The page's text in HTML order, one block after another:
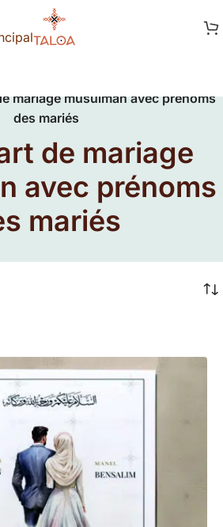
mariage musulman avec prénoms
des mariés
de mariage
avec prénoms
mariés